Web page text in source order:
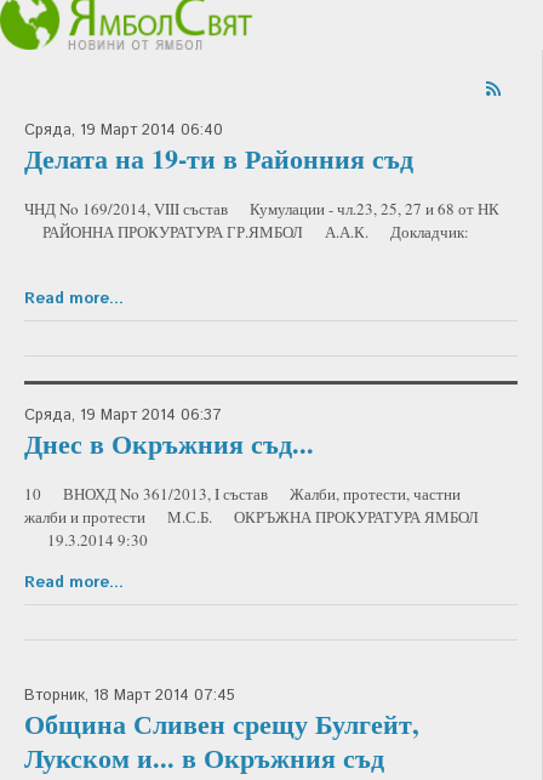
Сряда, 19 Март 2014 06:40
Делата на 19-ти в Районния съд
ЧНД No 169/2014, VIII състав Кумулации - чл.23, 25, 27 и 68 от НК
РАЙОННА ПРОКУРАТУРА ГР.ЯМБОЛ А.А.К. Докладчик:
Read more...
Сряда, 19 Март 2014 06:37
Днес в Окръжния съд...
10 ВНОХД No 361/2013, I състав Жалби, протести, частни
жалби и протести М.С.Б. ОКРЪЖНА ПРОКУРАТУРА ЯМБОЛ
19.3.2014 9:30
Read more...
Вторник, 18 Март 2014 07:45
Община Сливен срещу Булгейт,
Лукском и... в Окръжния съд